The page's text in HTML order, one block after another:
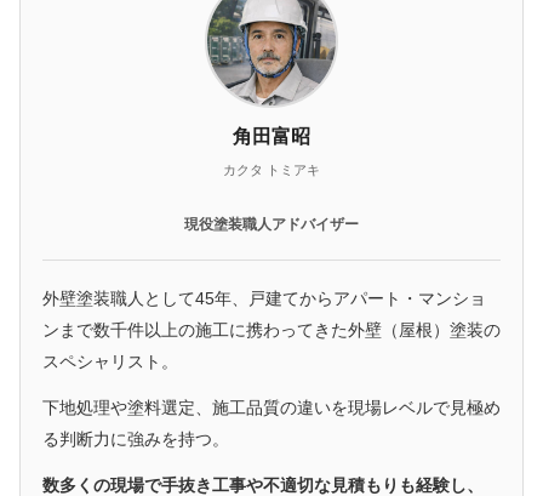
角田富昭
カクタ トミアキ
現役塗装職人アドバイザー
外壁塗装職人として45年、戸建てからアパート・マンショ
ンまで数千件以上の施工に携わってきた外壁（屋根）塗装の
スペシャリスト。
下地処理や塗料選定、施工品質の違いを現場レベルで見極め
る判断力に強みを持つ。
数多くの現場で手抜き工事や不適切な見積もりも経験し、